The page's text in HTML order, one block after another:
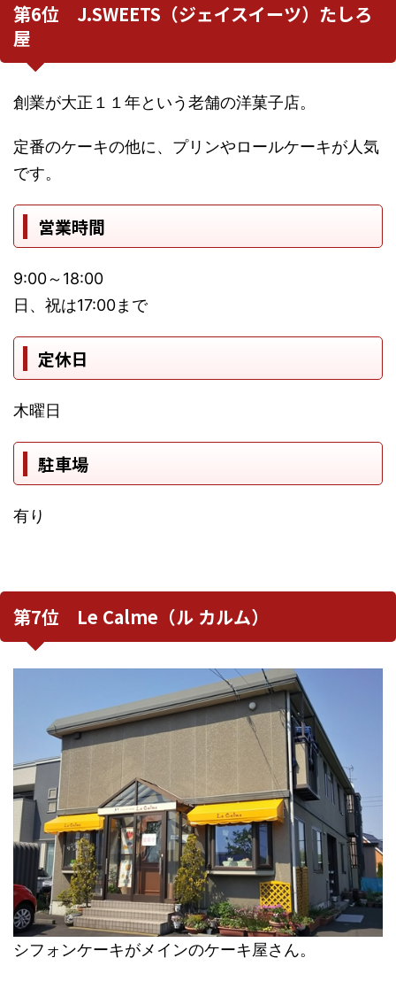
第6位 J.SWEETS（ジェイスイーツ）たしろ
屋
創業が大正１１年という老舗の洋菓子店。
定番のケーキの他に、プリンやロールケーキが人気
です。
営業時間
9:00～18:00
日、祝は17:00まで
定休日
木曜日
駐車場
有り
第7位 Le Calme（ル カルム）
シフォンケーキがメインのケーキ屋さん。